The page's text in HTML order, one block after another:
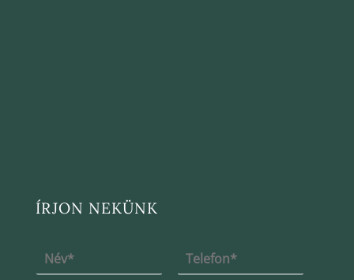
ÍRJON NEKÜNK